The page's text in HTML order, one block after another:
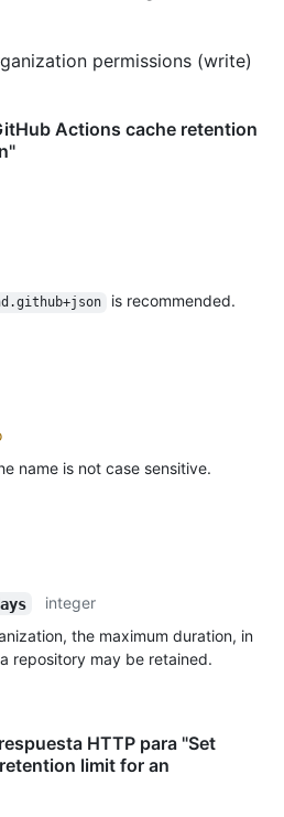
permissions (write)
Actions cache retention
is recommended.
name is not case sensitive.
integer
the maximum duration, in
repository may be retained.
HTTP para "Set
limit for an